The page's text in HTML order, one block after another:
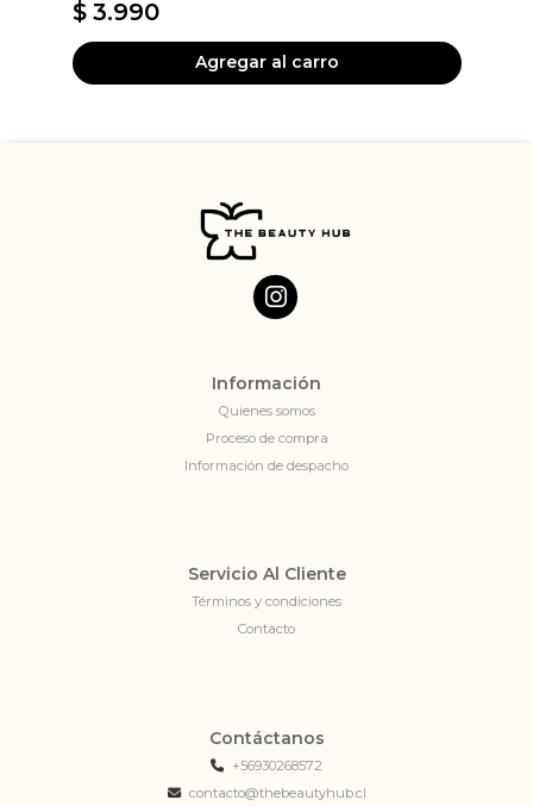
$ 3.990
Agregar al carro
Información
Quienes somos
Proceso de compra
Información de despacho
Servicio Al Cliente
Términos y condiciones
Contacto
Contáctanos
+56930268572
contacto@thebeautyhub.cl